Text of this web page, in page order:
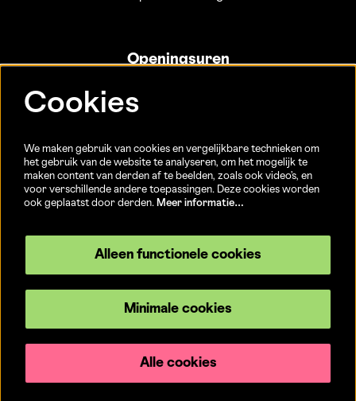
Openingsuren
Sint-Jakobsstraat 20
15/08)
© CC Brugge
Privacyverklaring
Cookies
We maken gebruik van cookies en vergelijkbare technieken om
het gebruik van de website te analyseren, om het mogelijk te
maken content van derden af te beelden, zoals ook video’s, en
voor verschillende andere toepassingen. Deze cookies worden
ook geplaatst door derden. Meer informatie…
Alleen functionele cookies
Minimale cookies
Alle cookies